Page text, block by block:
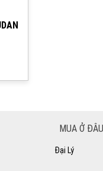
MUA Ở
Đại Lý